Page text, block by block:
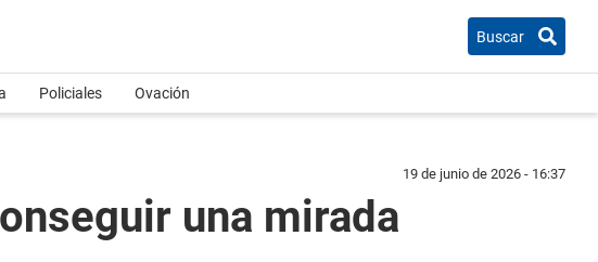
Buscar
Policiales Ovación
19 de junio de 2026 - 16:37
una mirada